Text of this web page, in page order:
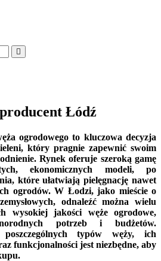
Łódź
ogrodowego to kluczowa decyzja
który pragnie zapewnić swoim
Rynek oferuje szeroką gamę
ekonomicznych modeli, po
które ułatwiają pielęgnację nawet
ogrodów. W Łodzi, jako mieście o
odnaleźć można wielu
wysokiej jakości węże ogrodowe,
potrzeb i budżetów.
typów węży, ich
funkcjonalności jest niezbędne, aby